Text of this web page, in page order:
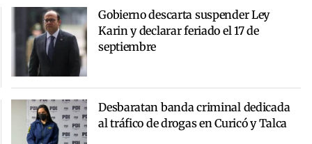
Gobierno descarta suspender Ley
Karin y declarar feriado el 17 de
septiembre
Desbaratan banda criminal dedicada
al tráfico de drogas en Curicó y Talca